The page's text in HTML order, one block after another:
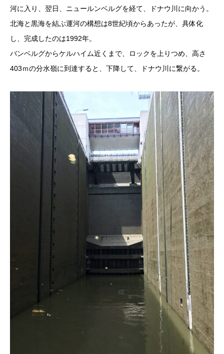
河に入り、翌日、ニュールンベルグを経て、ドナウ川に向かう。
北海と黒海を結ぶ運河の構想は8世紀頃からあったが、具体化
し、完成したのは1992年。
バンベルグからケルハイム近くまで、ロックを上りつめ、高さ
403ｍの分水嶺に到達すると、下降して、ドナウ川に繋がる。